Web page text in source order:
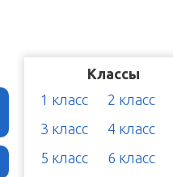
Классы
1 класс
2 класс
3 класс
4 класс
5 класс
6 класс